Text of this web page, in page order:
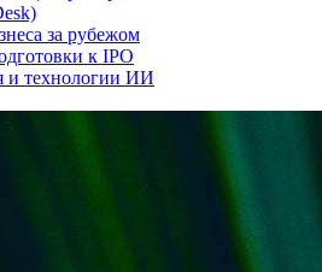
за рубежом
к IPO
и технологии ИИ